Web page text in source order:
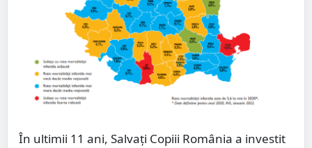
În ultimii 11 ani, Salvați Copiii România a investit